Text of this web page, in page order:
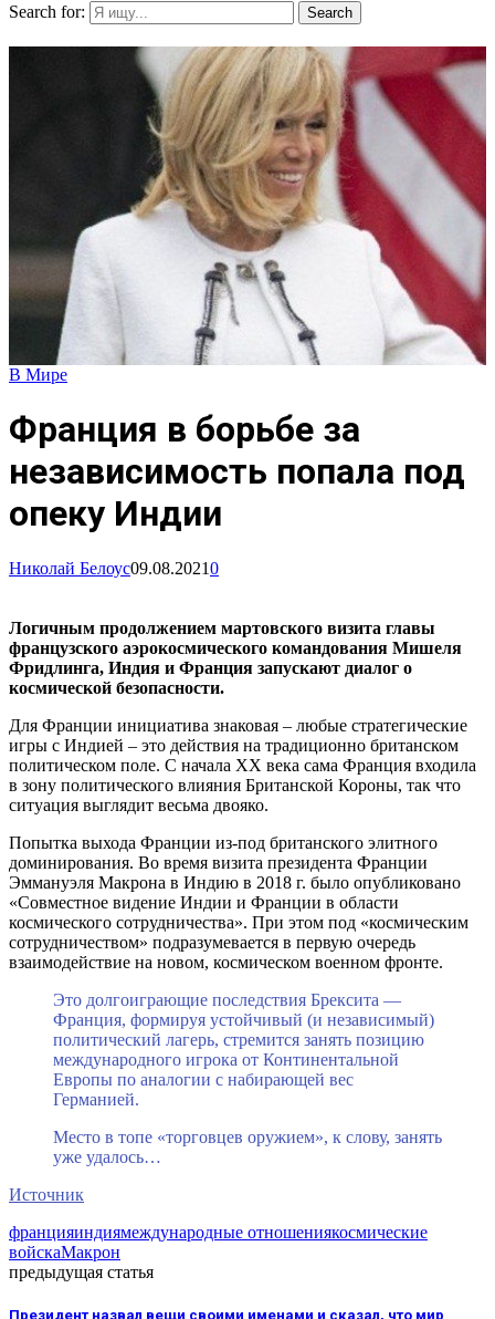
Search for: Search
В Мире
Франция в борьбе за
независимость попала под
опеку Индии
Николай Белоус09.08.20210
Логичным продолжением мартовского визита главы
французского аэрокосмического командования Мишеля
Фридлинга, Индия и Франция запускают диалог о
космической безопасности.
Для Франции инициатива знаковая – любые стратегические
игры с Индией – это действия на традиционно британском
политическом поле. С начала ХХ века сама Франция входила
в зону политического влияния Британской Короны, так что
ситуация выглядит весьма двояко.
Попытка выхода Франции из-под британского элитного
доминирования. Во время визита президента Франции
Эммануэля Макрона в Индию в 2018 г. было опубликовано
«Совместное видение Индии и Франции в области
космического сотрудничества». При этом под «космическим
сотрудничеством» подразумевается в первую очередь
взаимодействие на новом, космическом военном фронте.
Это долгоиграющие последствия Брексита —
Франция, формируя устойчивый (и независимый)
политический лагерь, стремится занять позицию
международного игрока от Континентальной
Европы по аналогии с набирающей вес
Германией.
Место в топе «торговцев оружием», к слову, занять
уже удалось…
Источник
францияиндиямеждународные отношениякосмические
войскаМакрон
предыдущая статья
Президент назвал вещи своими именами и сказал, что мир